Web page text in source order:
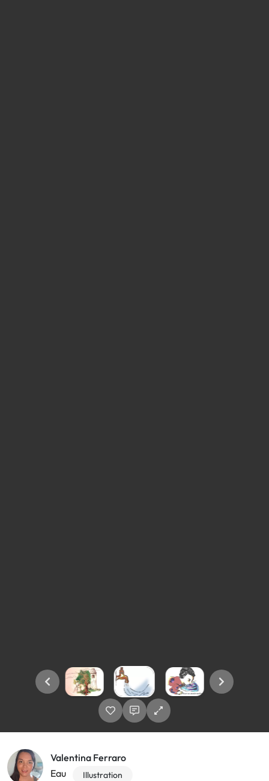
Valentina Ferraro
Eau
Illustration